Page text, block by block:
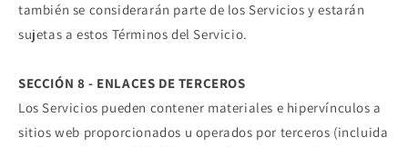
también se considerarán parte de los Servicios y estarán
sujetas a estos Términos del Servicio.
SECCIÓN 8 - ENLACES DE TERCEROS
Los Servicios pueden contener materiales e hipervínculos a
sitios web proporcionados u operados por terceros (incluida